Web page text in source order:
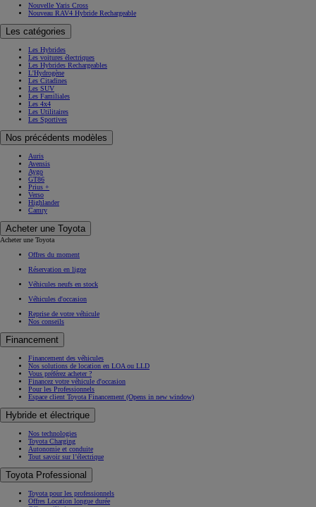
Nouvelle Yaris Cross
Nouveau RAV4 Hybride Rechargeable
Les catégories
Les Hybrides
Les voitures électriques
Les Hybrides Rechargeables
L'Hydrogène
Les Citadines
Les SUV
Les Familiales
Les 4x4
Les Utilitaires
Les Sportives
Nos précédents modèles
Auris
Avensis
Aygo
GT86
Prius +
Verso
Highlander
Camry
Acheter une Toyota
Acheter une Toyota
Offres du moment
Réservation en ligne
Véhicules neufs en stock
Véhicules d'occasion
Reprise de votre véhicule
Nos conseils
Financement
Financement des véhicules
Nos solutions de location en LOA ou LLD
Vous préférez acheter ?
Financez votre véhicule d'occasion
Pour les Professionnels
Espace client Toyota Financement (Opens in new window)
Hybride et électrique
Nos technologies
Toyota Charging
Autonomie et conduite
Tout savoir sur l’électrique
Toyota Professional
Toyota pour les professionnels
Offres Location longue durée